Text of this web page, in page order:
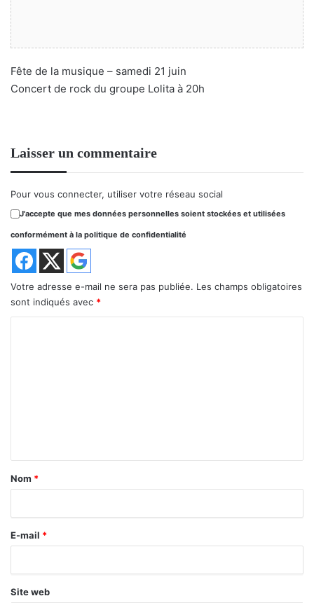
Fête de la musique – samedi 21 juin
Concert de rock du groupe Lolita à 20h
Laisser un commentaire
Pour vous connecter, utiliser votre réseau social
J'accepte que mes données personnelles soient stockées et utilisées
conformément à la politique de confidentialité
Votre adresse e-mail ne sera pas publiée. Les champs obligatoires
sont indiqués avec *
a
r
e
Nom *
E-mail *
Site web